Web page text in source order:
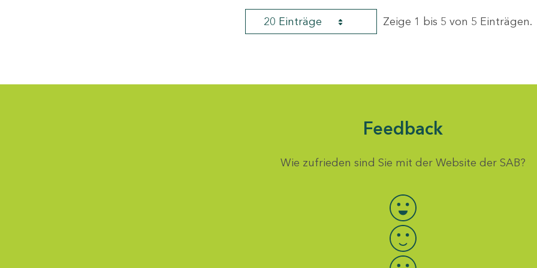
20 Einträge Zeige 1 bis 5 von 5 Einträgen.
Feedback
Wie zufrieden sind Sie mit der Website der SAB?
Bewertung auswählen